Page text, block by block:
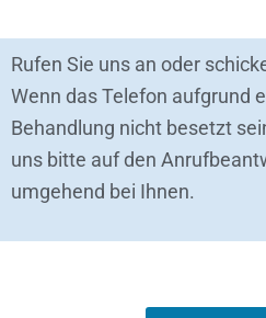
Rufen Sie uns an oder
Wenn das Telefon aufgrund
Behandlung nicht besetzt
uns bitte auf den
umgehend bei Ihnen.